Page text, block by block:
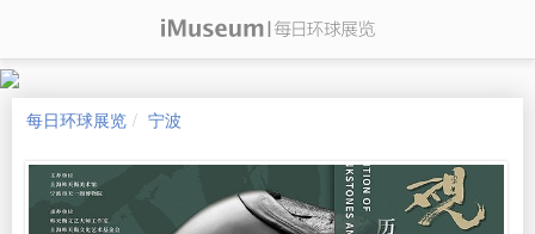
每日环球展览 宁波